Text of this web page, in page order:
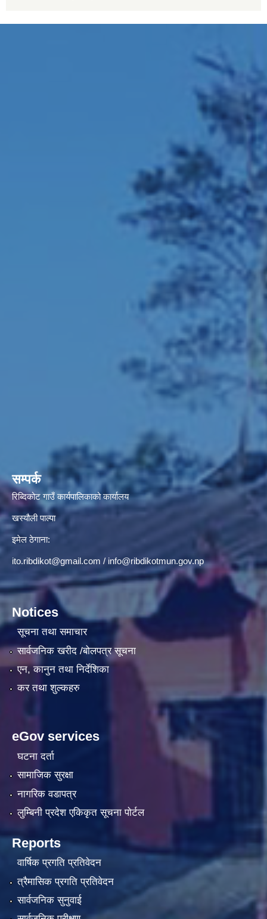
सम्पर्क
रिब्दिकोट गाउँ कार्यपालिकाको कार्यालय
खस्यौली पाल्पा
इमेल ठेगाना:
ito.ribdikot@gmail.com / info@ribdikotmun.gov.np
Notices
सूचना तथा समाचार
सार्वजनिक खरीद /बोलपत्र सूचना
एन, कानुन तथा निर्देशिका
कर तथा शुल्कहरु
eGov services
घटना दर्ता
सामाजिक सुरक्षा
नागरिक वडापत्र
लुम्बिनी प्रदेश एकिकृत सूचना पाेर्टल
Reports
वार्षिक प्रगति प्रतिवेदन
त्रैमासिक प्रगति प्रतिवेदन
सार्वजनिक सुनुवाई